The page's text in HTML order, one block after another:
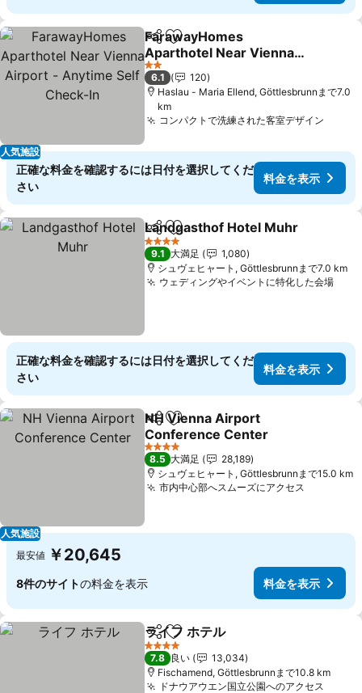
人気施設
シェアお気に入りに追加
FarawayHomes
Aparthotel Near Vienna
Airport - Anytime Self
Check-In
料金を表示
2 ホテルのランク
6.1
120
Haslau - Maria Ellend, Göttlesbrunnまで7.0
km
コンパクトで洗練された客室デザイン
正確な料金を確認するには日付を選択してくだ
さい
料金を表示
シェアお気に入りに追加
Landgasthof Hotel Muhr
4 ホテルのランク
9.1 大満足
1,080
シュヴェヒャート, Göttlesbrunnまで7.0 km
ウェディングやイベントに特化した会場料金
正確な料金を確認するには日付を選択してくだ
さい
料金を表示
人気施設
シェアお気に入りに追加
NH Vienna Airport
Conference Center
料金を表示
4 ホテルのランク
8.5 大満足
28,189
シュヴェヒャート, Göttlesbrunnまで15.0 km
市内中心部へスムーズにアクセス
最安値 ￥20,645
8件のサイトの料金を表示 料金を表示
シェアお気に入りに追加
ライフ ホテル
4 ホテルのランク
7.8 良い
13,034
Fischamend, Göttlesbrunnまで10.8 km
ドナウアウエン国立公園へのアクセス